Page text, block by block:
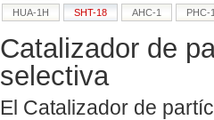
HUA-1H
SHT-18 AHC-1 PHC-
Catalizador de
selectiva
El Catalizador de